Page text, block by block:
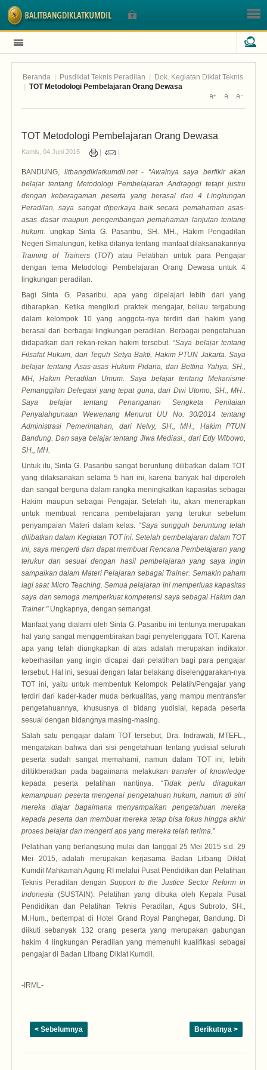
Beranda Pusdiklat Teknis Peradilan
Dok. Kegiatan Diklat Teknis
TOT Metodologi Pembelajaran Orang Dewasa
TOT Metodologi Pembelajaran Orang Dewasa
Kamis, 04 Juni 2015
BANDUNG, litbangdiklatkumdil.net-
“Awalnya saya berfikir akan
belajar tentang Metodologi Pembelajaran Andragogi tetapi justru
dengan keberagaman peserta yang berasal dari 4 Lingkungan
Peradilan, saya sangat diperkaya baik secara pemahaman asas-
asas dasar maupun pengembangan pemahaman lanjutan tentang
hukum. ungkap Sinta G. Pasaribu, SH. MH., Hakim Pengadilan
Negeri Simalungun, ketika ditanya tentang manfaat dilaksanakannya
Training of Trainers(TOT) atau Pelatihan untuk para Pengajar
dengan tema Metodologi Pembelajaran Orang Dewasa untuk 4
lingkungan peradilan.
Bagi Sinta G. Pasaribu, apa yang dipelajari lebih dari yang
diharapkan. Ketika mengikuti praktek mengajar, beliau tergabung
dalam kelompok 10 yang anggota-nya terdiri dari hakim yang
berasal dari berbagai lingkungan peradilan. Berbagai pengetahuan
didapatkan dari rekan-rekan hakim tersebut. “Saya belajar tentang
Filsafat Hukum, dari Teguh Setya Bakti, Hakim PTUN Jakarta. Saya
belajar tentang Asas-asas Hukum Pidana, dari Bettina Yahya, SH.,
MH,
Hakim Peradilan Umum. Saya belajar tentang Mekanisme
Pemanggilan Delegasi yang tepat guna, dari Dwi Utomo, SH., MH..
Saya belajar tentang Penanganan Sengketa Penilaian
Penyalahgunaan Wewenang Menurut UU No. 30/2014 tentang
Administrasi Pemerintahan, dari Nelvy, SH., MH., Hakim
PTUN
Bandung. Dan saya belajar tentang Jiwa Mediasi., dari Edy Wibowo,
SH., MH.
Untuk itu, Sinta G. Pasaribu sangat beruntung dilibatkan dalam TOT
yang dilaksanakan selama 5 hari ini, karena banyak hal diperoleh
dan sangat berguna dalam rangka meningkatkan kapasitas sebagai
Hakim maupun sebagai Pengajar. Setelah itu, akan menerapkan
untuk membuat rencana pembelajaran yang terukur sebelum
penyampaian Materi dalam kelas. “Saya sungguh beruntung telah
dilibatkan dalam Kegiatan TOT ini. Setelah pembelajaran dalam TOT
ini, saya mengerti dan dapat membuat Rencana Pembelajaran yang
terukur dan sesuai dengan hasil pembelajaran yang saya ingin
sampaikan dalam Materi Pelajaran sebagai Trainer. Semakin paham
lagi saat Micro Teaching. Semua pelajaran ini memperluas kapasitas
saya dan semoga memperkuat kompetensi saya sebagai Hakim dan
Trainer."Ungkapnya, dengan semangat.
Manfaat yang dialami oleh Sinta G. Pasaribu ini tentunya merupakan
hal yang sangat menggembirakan bagi penyelenggara TOT. Karena
apa yang telah diungkapkan di atas adalah merupakan indikator
keberhasilan yang ingin dicapai dari pelatihan bagi para pengajar
tersebut. Hal ini, sesuai dengan latar belakang diselenggarakan-nya
TOT ini, yaitu untuk membentuk Kelompok Pelatih/Pengajar yang
terdiri dari kader-kader muda berkualitas, yang mampu mentransfer
pengetahuannya, khususnya di bidang yudisial, kepada peserta
sesuai dengan bidangnya masing-masing.
Salah satu pengajar dalam TOT tersebut, Dra. Indrawati, MTEFL.,
mengatakan bahwa dari sisi pengetahuan tentang yudisial seluruh
peserta sudah sangat memahami, namun dalam TOT ini, lebih
dititikberatkan pada bagaimana melakukan transfer of knowledge
kepada peserta pelatihan nantinya. “Tidak perlu diragukan
kemampuan peserta mengenai pengetahuan hukum, namun di sini
mereka diajar bagaimana menyampaikan pengetahuan mereka
kepada peserta dan membuat mereka tetap bisa fokus hingga akhir
proses belajar dan mengerti apa yang mereka telah terima.”
Pelatihan yang berlangsung mulai dari tanggal 25 Mei 2015 s.d. 29
Mei 2015, adalah merupakan kerjasama Badan Litbang Diklat
Kumdil Mahkamah Agung RI melalui Pusat Pendidikan dan Pelatihan
Teknis Peradilan dengan Support to the Justice Sector Reform in
Indonesia (SUSTAIN). Pelatihan yang dibuka oleh Kepala Pusat
Pendidikan dan Pelatihan Teknis Peradilan, Agus Subroto, SH.,
M.Hum., bertempat di Hotel Grand Royal Panghegar, Bandung. Di
diikuti sebanyak 132 orang peserta yang merupakan gabungan
hakim 4 lingkungan Peradilan yang memenuhi kualifikasi sebagai
pengajar di Badan Litbang Diklat Kumdil.
-IRML-
< Sebelumnya Berikutnya >
Sign In
Lupa Sandi Anda?
Lupa Nama Pengguna?